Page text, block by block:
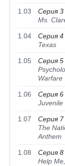
1.03
Серия 3
Ms.
1.04
Серия 4
Texas
1.05
Серия 5
Warfare
1.06
Серия 6
Juvenile
1.07
Серия 7
The
Anthem
1.08
Серия 8
Help